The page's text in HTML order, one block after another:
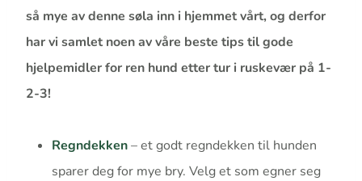
så mye av denne søla inn i hjemmet vårt, og derfor
har vi samlet noen av våre beste tips til gode
hjelpemidler for ​ren hund etter tur i ruskevær på 1-
2-3!
Regndekken– et godt regndekken til hunden
sparer deg for mye bry. Velg et som egner seg